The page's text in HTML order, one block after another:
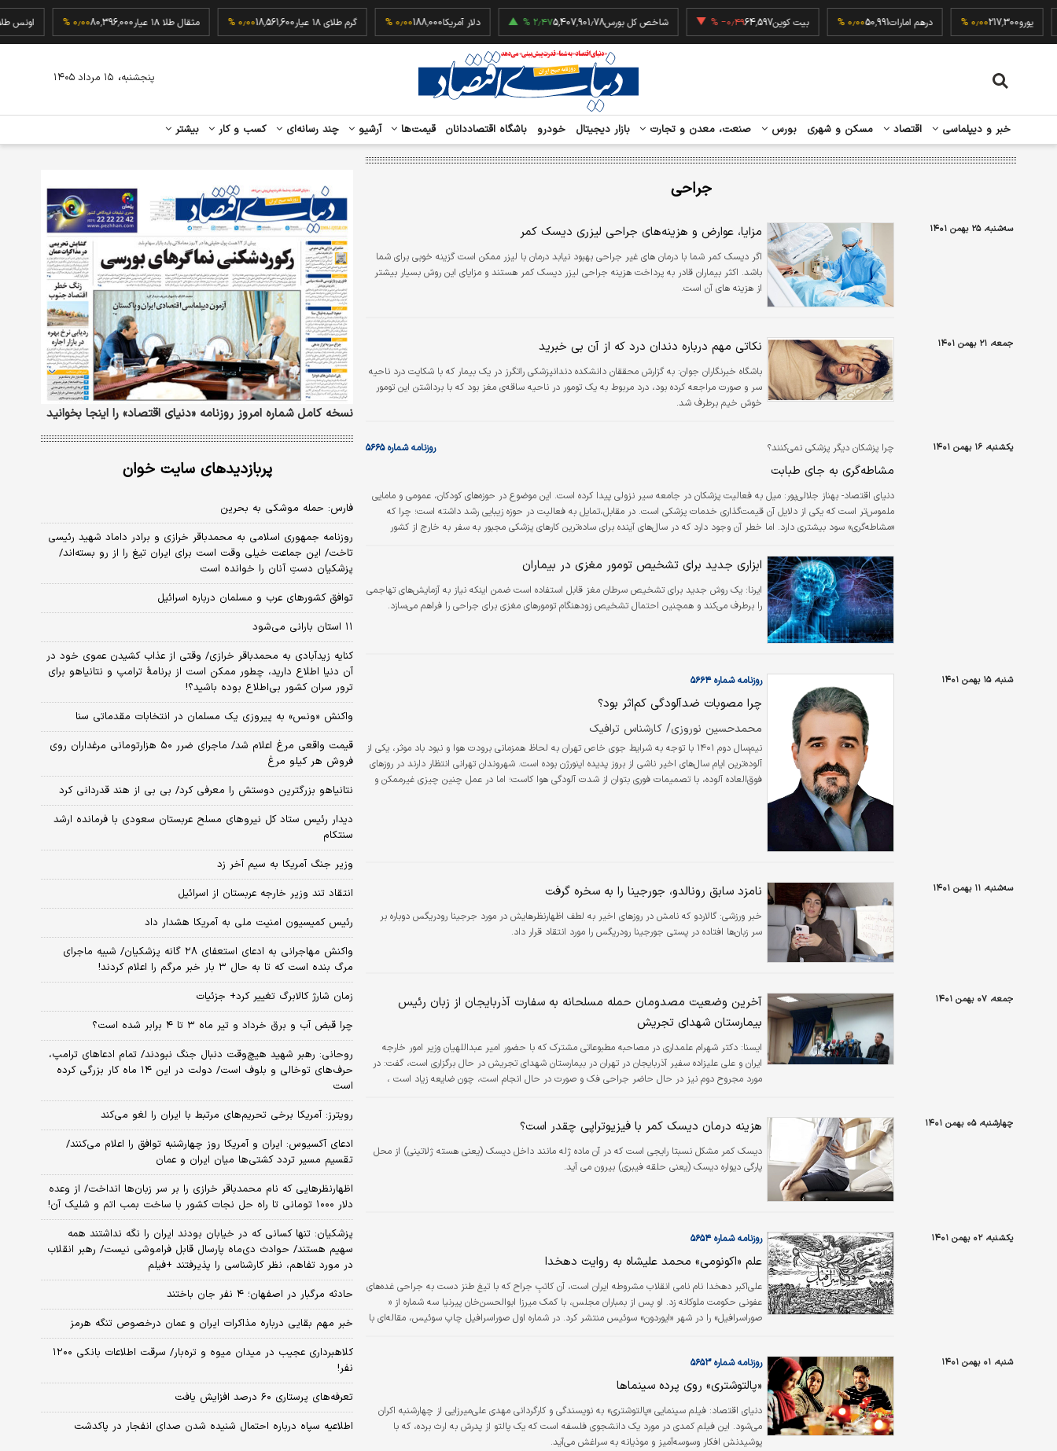
یورو217,300 درهم امارات50,991 بیت کوین64,597‎−۰٫۴۹ % شاخص کل بورس5,407,901.78 ۲٫۴۷ % دلار آمریکا188,000 گرم طلای ۱۸ عیار 18,561,600 مثقال طلا ۱۸ عیار 80,396,000
خبر و دیپلماسی اقتصاد مسکن و شهری بورس صنعت، معدن و تجارت بازار دیجیتال خودرو باشگاه اقتصاددانان قیمت‌ها آرشیو چند رسانه‌ای کسب و کار بیشتر
پنجشنبه، ۱۵ مرداد ۱۴۰۵
جراحی
سه‌شنبه، ۲۵ بهمن ۱۴۰۱ مزایا، عوارض و هزینه‌های جراحی لیزری دیسک کمر
اگر دیسک کمر شما با درمان های غیر جراحی بهبود نیابد درمان با لیزر ممکن است گزینه خوبی برای شما
باشد. اکثر بیماران قادر به پرداخت هزینه جراحی لیزر دیسک کمر هستند و مزایای این روش بسیار بیشتر
از هزینه های آن است.
جمعه، ۲۱ بهمن ۱۴۰۱ نکاتی مهم درباره دندان درد که از آن بی خبرید
باشگاه خبرنگاران جوان: به گزارش محققان دانشکده دندانپزشکی راتگرز در یک بیمار که با شکایت درد ناحیه
سر و صورت مراجعه کرده بود، درد مربوط به یک تومور در ناحیه ساقه‌ی مغز بود که با برداشتن این تومور
خوش خیم برطرف شد.
یکشنبه، ۱۶ بهمن ۱۴۰۱ چرا پزشکان دیگر‌ پزشکی نمی‌کنند؟ روزنامه شماره ۵۶۶۵
مشاطه‌گری به جای طبابت
دنياي اقتصاد- بهناز جلالي‌پور: میل به فعالیت پزشکان در جامعه سیر نزولی پیدا کرده است. این موضوع در حوزه‌های کودکان، عمومی و مامایی
ملموس‌تر است که یکی از دلایل آن قیمت‌گذاری خدمات پزشکی است. در مقابل،تمایل به فعالیت در حوزه زیبایی رشد داشته است؛ چرا که
«مشاطه‌گری» سود بیشتری دارد. اما خطر آن وجود دارد که در سال‌های آینده برای ساده‌ترین کارهای پزشکی مجبور به سفر به خارج از کشور
ابزاری جدید برای تشخیص تومور مغزی در بیماران
ایرنا: یک روش جدید برای تشخیص سرطان مغز قابل استفاده است ضمن اینکه نیاز به آزمایش‌های تهاجمی
را برطرف می‌کند و همچنین احتمال تشخیص زودهنگام تومورهای مغزی برای جراحی را فراهم می‌سازد.
شنبه، ۱۵ بهمن ۱۴۰۱ روزنامه شماره ۵۶۶۴
چرا مصوبات ضدآلودگی کم‏‏‌اثر بود؟
محمدحسین نوروزی/ کارشناس ترافیک
نیم‌سال دوم ۱۴۰۱ با توجه به شرایط جوی خاص تهران به لحاظ همزمانی برودت هوا و نبود باد موثر، یکی از
آلوده‌‌‌ترین ایام سال‌های اخیر ناشی از بروز پدیده اینورژن بوده است. شهروندان تهرانی انتظار دارند در روزهای
فوق‌‌‌العاده آلوده، با تصمیمات فوری بتوان از شدت آلودگی هوا کاست؛ اما در عمل چنین چیزی غیرممکن و
سه‌شنبه، ۱۱ بهمن ۱۴۰۱ نامزد سابق رونالدو، جورجینا را به سخره گرفت
خبر ورزشی:گالاردو که نامش در روزهای اخیر به لطف اظهارنظرهایش در مورد جرجینا رودریگس دوباره بر
سر زبان‌ها افتاده در پستی جورجینا رودریگس را مورد انتقاد قرار داد.
جمعه، ۰۷ بهمن ۱۴۰۱
آخرین وضعیت مصدومان حمله مسلحانه به سفارت آذربایجان از زبان رئیس
بیمارستان شهدای تجریش
ايسنا: دکتر شهرام علمداری در مصاحبه مطبوعاتی مشترک که با حضور امیر عبداللهیان وزیر امور خارجه
ایران و علی علیزاده سفیر آذربایجان در تهران در بیمارستان شهدای تجریش در حال برگزاری است، گفت: در
مورد مجروح دوم نیز در حال حاضر جراحی فک و صورت در حال انجام است، چون ضایعه زیاد است ،
چهارشنبه، ۰۵ بهمن ۱۴۰۱ هزینه درمان دیسک کمر با فیزیوتراپی چقدر است؟
دیسک کمر مشکل نسبتا رایجی است که در آن ماده ژله مانند داخل دیسک (یعنی هسته ژلاتینی) از محل
پارگی دیواره دیسک (یعنی حلقه فیبری) بیرون می آید.
یکشنبه، ۰۲ بهمن ۱۴۰۱ روزنامه شماره ۵۶۵۴
علم «اکونومی» محمد علیشاه به روایت دهخدا
علی‌اکبر دهخدا نام نامی انقلاب مشروطه ایران است، آن کاتبِ جراح که با تیغ طنز دست به جراحی غده‌های
عفونی حکومت ملوکانه زد. او پس از بمباران مجلس، با کمک میرزا ابوالحسن‌خان پیرنیا سه شماره از «
صوراسرافیل» را در شهر «ایوردون» سوئیس منتشر کرد. در شماره اول صوراسرافیل چاپ سوئیس، مقاله‌ای با
نمی‌بست دین و سلطنت هر دو…
شنبه، ۰۱ بهمن ۱۴۰۱ روزنامه شماره ۵۶۵۳
«پالتوشتری» روی پرده سینماها
دنیای اقتصاد: فیلم سینمایی «پالتوشتری» به نویسندگی و کارگردانی مهدی علی‌میرزایی از چهارشنبه اکران
می‌شود. این فیلم کمدی در مورد یک دانشجوی فلسفه است که یک پالتو از پدرش به ارث برده، که با
پوشیدنش افکار وسوسه‌آمیز و موذیانه به سراغش می‌آید.
نسخه کامل شماره امروز روزنامه «دنیای‌ اقتصاد» را اینجا بخوانید
پربازدیدهای سایت خوان
فارس: حمله موشکی به بحرین
روزنامه جمهوری اسلامی به محمدباقر خرازی و برادر داماد شهید رئیسی
تاخت/ این جماعت خیلی وقت است برای ایران تیغ را از رو بسته‌اند/
پزشکیان دستِ آنان را خوانده است
توافق کشورهای عرب و مسلمان درباره اسرائیل
۱۱ استان بارانی می‌شود
کنایه زیدآبادی به محمدباقر خرازی/ وقتی از عذاب کشیدن عموی خود در
آن دنیا اطلاع دارید، چطور ممکن است از برنامهٔ ترامپ و نتانیاهو برای
ترور سران کشور بی‌اطلاع بوده باشید؟!
واکنش «ونس» به پیروزی یک مسلمان در انتخابات مقدماتی سنا
قیمت واقعی مرغ اعلام شد/ ماجرای ضرر ۵۰ هزارتومانی مرغداران روی
فروش هر کیلو مرغ
نتانیاهو بزرگترین دوستش را معرفی کرد/ بی بی از هند قدردانی کرد
دیدار رئیس ستاد کل نیروهای مسلح عربستان سعودی با فرمانده ارشد
سنتکام
وزیر جنگ آمریکا به سیم آخر زد
انتقاد تند وزیر خارجه عربستان از اسرائیل
رئیس کمیسیون امنیت ملی به آمریکا هشدار داد
واکنش مهاجرانی به ادعای استعفای ۲۸ گانه پزشکیان/ شبیه ماجرای
مرگ بنده است که تا به حال ۳ بار خبر مرگم را اعلام کردند!
زمان شارژ کالابرگ تغییر کرد+ جزئیات
چرا قبض آب و برق خرداد و تیر ماه ۳ تا ۴ برابر شده است؟
روحانی: رهبر شهید هیچ‌وقت دنبال جنگ نبودند/ تمام ادعاهای ترامپ،
حرف‌های توخالی و بلوف است/ دولت در این ۱۴ ماه کار بزرگی کرده
است
رویترز: آمریکا برخی تحریم‌های مرتبط با ایران را لغو می‌کند
ادعای آکسیوس: ایران و آمریکا روز چهارشنبه توافق را اعلام می‌کنند/
تقسیم مسیر تردد کشتی‌ها میان ایران و عمان
اظهارنظرهایی که نام محمدباقر خرازی را بر سر زبان‌ها انداخت/ از وعده
دلار ۱۰۰۰ تومانی تا راه حل نجات کشور با ساخت بمب اتم و شلیک آن!
پزشکیان: تنها کسانی که در خیابان بودند ایران را نگه نداشتند همه
سهیم هستند/ حوادث دی‌ماه پارسال قابل فراموشی نیست/ رهبر انقلاب
در مورد تفاهم، نظر کارشناسی را پذیرفتند +فیلم
حادثه مرگبار در اصفهان؛ ۴ نفر جان باختند
خبر مهم بقایی درباره مذاکرات ایران و عمان درخصوص تنگه هرمز
کلاهبرداری عجیب در میدان میوه و تره‌بار/ سرقت اطلاعات بانکی ۱۲۰۰
نفر!
تعرفه‌های پرستاری ۶۰ درصد افزایش یافت
اطلاعیه سپاه درباره احتمال شنیده شدن صدای انفجار در پاکدشت